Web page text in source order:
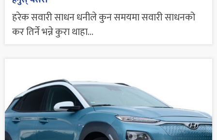
हरेक सवारी साधन धनीले कुन समयमा सवारी साधनको
कर तिर्ने भन्ने कुरा थाहा...